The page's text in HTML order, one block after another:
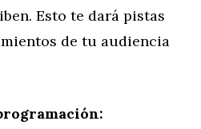
Esto te dará pistas
de tu audiencia